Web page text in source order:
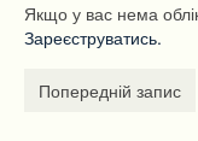
РІШЕННЯ
Якщо у вас нема
Зареєструватись.
Попередній запис